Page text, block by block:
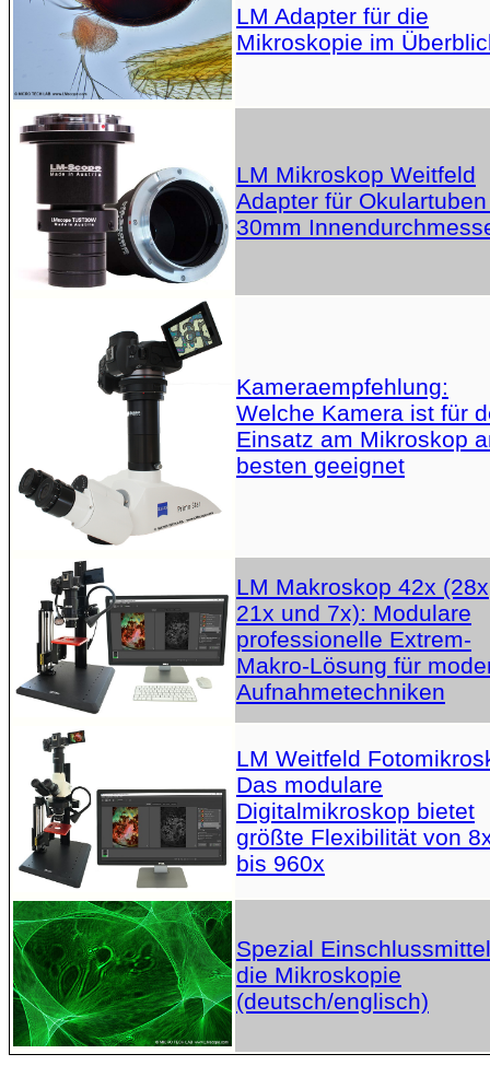
LM Adapter für die
Mikroskopie im
LM Mikroskop Weitfeld
Adapter für
30mm
Kameraempfehlung:
Welche Kamera ist für
Einsatz am Mikroskop
besten geeignet
LM Makroskop 42x
21x und 7x): Modulare
professionelle Extrem-
Makro-Lösung für
Aufnahmetechniken
LM Weitfeld
Das modulare
Digitalmikroskop bietet
größte Flexibilität von
bis 960x
Spezial
die Mikroskopie
(deutsch/englisch)